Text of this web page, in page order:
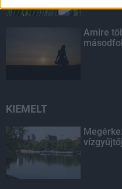
Amire
KIEMELT